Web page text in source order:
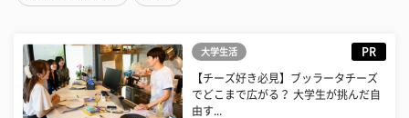
大学生活 PR
【チーズ好き必見】ブッラータチーズ
でどこまで広がる？ 大学生が挑んだ自
由す...